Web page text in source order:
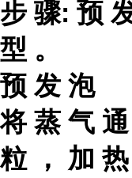
步 骤: 预
型 。
预 发 泡
将 蒸 气
粒 ， 加